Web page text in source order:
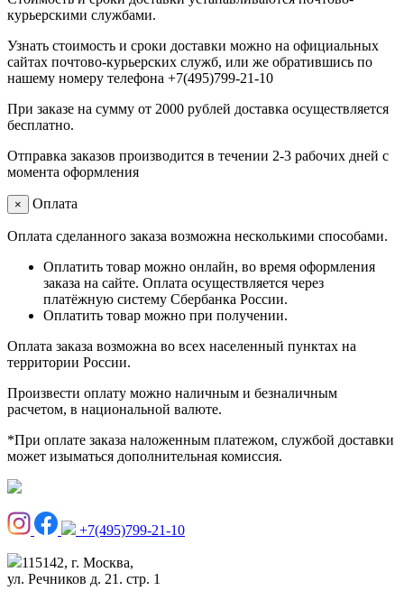
курьерскими службами.
Узнать стоимость и сроки доставки можно на официальных
сайтах почтово-курьерских служб, или же обратившись по
нашему номеру телефона +7(495)799-21-10
При заказе на сумму от 2000 рублей доставка осуществляется
бесплатно.
Отправка заказов производится в течении 2-3 рабочих дней с
момента оформления
× Оплата
Оплата сделанного заказа возможна несколькими способами.
Оплатить товар можно онлайн, во время оформления
заказа на сайте. Оплата осуществляется через
платёжную систему Сбербанка России.
Оплатить товар можно при получении.
Оплата заказа возможна во всех населенный пунктах на
территории России.
Произвести оплату можно наличным и безналичным
расчетом, в национальной валюте.
*При оплате заказа наложенным платежом, службой доставки
может изыматься дополнительная комиссия.
+7(495)799-21-10
115142, г. Москва,
ул. Речников д. 21. стр. 1